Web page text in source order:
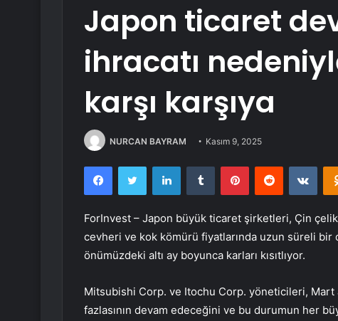
Japon ticaret
ihracatı
karşı karşıya
NURCAN BAYRAM Kasım 9, 2025
FacebookTwitter LinkedInTumblr PinterestReddit
ForInvest – Japon büyük ticaret şirketleri, Çin
cevheri ve kok kömürü fiyatlarında uzun süreli bir
önümüzdeki altı ay boyunca karları kısıtlıyor.
Mitsubishi Corp. ve Itochu Corp. yöneticileri, Mart
fazlasının devam edeceğini ve bu durumun her